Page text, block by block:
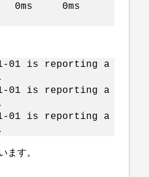
0ms 0ms
01 is reporting a
01 is reporting a
01 is reporting a
ます。